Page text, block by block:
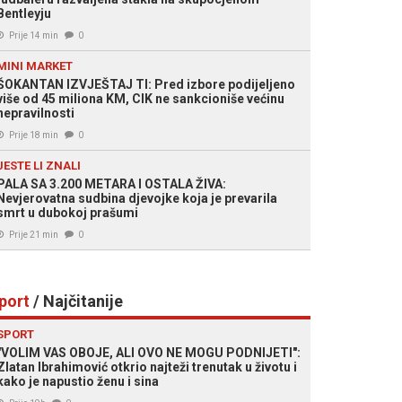
Prije 14 min 0
MARKET
IZVJEŠTAJ TI: Pred izbore podijeljeno
od 45 miliona KM, CIK ne sankcioniše većinu
Prije 18 min 0
LI ZNALI
SA 3.200 METARA I OSTALA ŽIVA:
sudbina djevojke koja je prevarila
u dubokoj prašumi
Prije 21 min 0
/ Najčitanije
VAS OBOJE, ALI OVO NE MOGU PODNIJETI":
Ibrahimović otkrio najteži trenutak u životu i
je napustio ženu i sina